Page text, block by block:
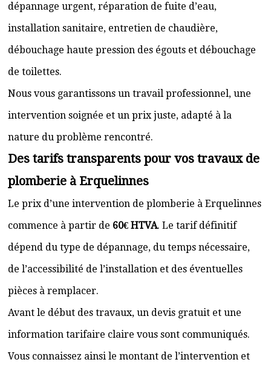
dépannage urgent, réparation de fuite d’eau,
installation sanitaire, entretien de chaudière,
débouchage haute pression des égouts et débouchage
de toilettes.
Nous vous garantissons un travail professionnel, une
intervention soignée et un prix juste, adapté à la
nature du problème rencontré.
Des tarifs transparents pour vos travaux de
plomberie à Erquelinnes
Le prix d’une intervention de plomberie à Erquelinnes
commence à partir de 60€ HTVA. Le tarif définitif
dépend du type de dépannage, du temps nécessaire,
de l’accessibilité de l’installation et des éventuelles
pièces à remplacer.
Avant le début des travaux, un devis gratuit et une
information tarifaire claire vous sont communiqués.
Vous connaissez ainsi le montant de l’intervention et